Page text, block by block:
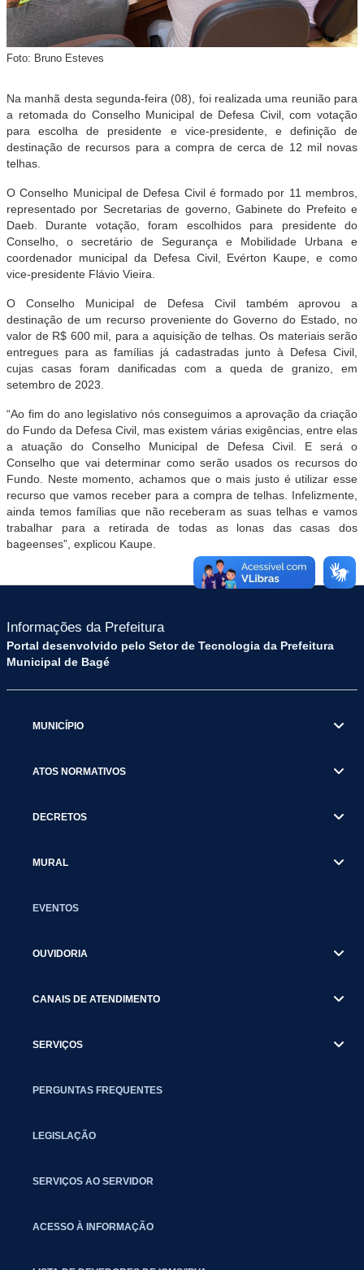
Foto: Bruno Esteves
Na manhã desta segunda-feira (08), foi realizada uma reunião para
a retomada do Conselho Municipal de Defesa Civil, com votação
para escolha de presidente e vice-presidente, e definição de
destinação de recursos para a compra de cerca de 12 mil novas
telhas.
O Conselho Municipal de Defesa Civil é formado por 11 membros,
representado por Secretarias de governo, Gabinete do Prefeito e
Daeb. Durante votação, foram escolhidos para presidente do
Conselho, o secretário de Segurança e Mobilidade Urbana e
coordenador municipal da Defesa Civil, Evérton Kaupe, e como
vice-presidente Flávio Vieira.
O Conselho Municipal de Defesa Civil também aprovou a
destinação de um recurso proveniente do Governo do Estado, no
valor de R$ 600 mil, para a aquisição de telhas. Os materiais serão
entregues para as famílias já cadastradas junto à Defesa Civil,
cujas casas foram danificadas com a queda de granizo, em
setembro de 2023.
“Ao fim do ano legislativo nós conseguimos a aprovação da criação
do Fundo da Defesa Civil, mas existem várias exigências, entre elas
a atuação do Conselho Municipal de Defesa Civil. E será o
Conselho que vai determinar como serão usados os recursos do
Fundo. Neste momento, achamos que o mais justo é utilizar esse
recurso que vamos receber para a compra de telhas. Infelizmente,
ainda temos famílias que não receberam as suas telhas e vamos
trabalhar para a retirada de todas as lonas das casas dos
bageenses”, explicou Kaupe.
Informações da Prefeitura
Portal desenvolvido pelo Setor de Tecnologia da Prefeitura
Municipal de Bagé
MUNICÍPIO
ATOS NORMATIVOS
DECRETOS
MURAL
EVENTOS
OUVIDORIA
CANAIS DE ATENDIMENTO
SERVIÇOS
PERGUNTAS FREQUENTES
LEGISLAÇÃO
SERVIÇOS AO SERVIDOR
ACESSO À INFORMAÇÃO